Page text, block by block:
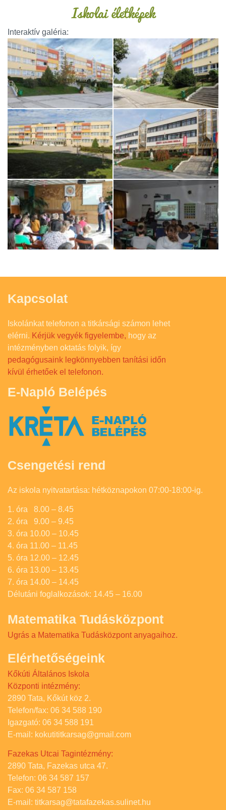
Iskolai életképek
Interaktív galéria:
Kapcsolat
Iskolánkat telefonon a titkársági számon lehet
elérni. Kérjük vegyék figyelembe, hogy az
intézményben oktatás folyik, így
pedagógusaink legkönnyebben tanítási időn
kívül érhetőek el telefonon.
E-Napló Belépés
Csengetési rend
Az iskola nyitvatartása: hétköznapokon 07:00-18:00-ig.
1. óra 8.00 – 8.45
2. óra 9.00 – 9.45
3. óra 10.00 – 10.45
4. óra 11.00 – 11.45
5. óra 12.00 – 12.45
6. óra 13.00 – 13.45
7. óra 14.00 – 14.45
Délutáni foglalkozások: 14.45 – 16.00
Matematika Tudásközpont
Ugrás a Matematika Tudásközpont anyagaihoz.
Elérhetőségeink
Kőkúti Általános Iskola
Központi intézmény:
2890 Tata, Kőkút köz 2.
Telefon/fax: 06 34 588 190
Igazgató: 06 34 588 191
E-mail: kokutititkarsag@gmail.com
Fazekas Utcai Tagintézmény:
2890 Tata, Fazekas utca 47.
Telefon: 06 34 587 157
Fax: 06 34 587 158
E-mail: titkarsag@tatafazekas.sulinet.hu